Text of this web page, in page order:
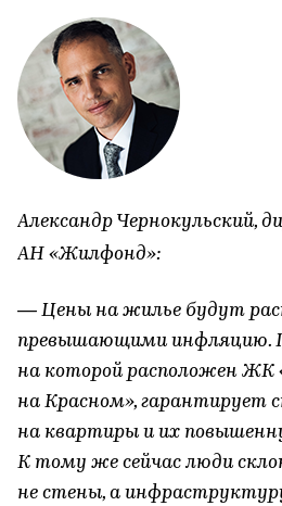
Александр Чернокульский,
АН «Жилфонд»:
— Цены на жилье будут
превышающими инфляцию.
на которой расположен ЖК
на Красном», гарантирует
на квартиры и их
К тому же сейчас люди
не стены, а